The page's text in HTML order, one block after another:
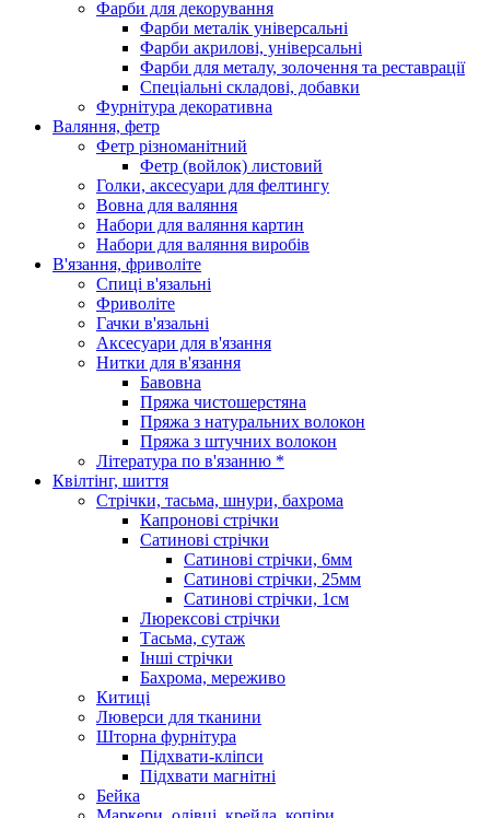
Фарби для декорування
Фарби металік універсальні
Фарби акрилові, універсальні
Фарби для металу, золочення та реставрації
Спеціальні складові, добавки
Фурнітура декоративна
Валяння, фетр
Фетр різноманітний
Фетр (войлок) листовий
Голки, аксесуари для фелтингу
Вовна для валяння
Набори для валяння картин
Набори для валяння виробів
В'язання, фриволіте
Спиці в'язальні
Фриволіте
Гачки в'язальні
Аксесуари для в'язання
Нитки для в'язання
Бавовна
Пряжа чистошерстяна
Пряжа з натуральних волокон
Пряжа з штучних волокон
Література по в'язанню *
Квілтінг, шиття
Стрічки, тасьма, шнури, бахрома
Капронові стрічки
Сатинові стрічки
Сатинові стрічки, 6мм
Сатинові стрічки, 25мм
Сатинові стрічки, 1см
Люрексові стрічки
Тасьма, сутаж
Інші стрічки
Бахрома, мереживо
Китиці
Люверси для тканини
Шторна фурнітура
Підхвати-кліпси
Підхвати магнітні
Бейка